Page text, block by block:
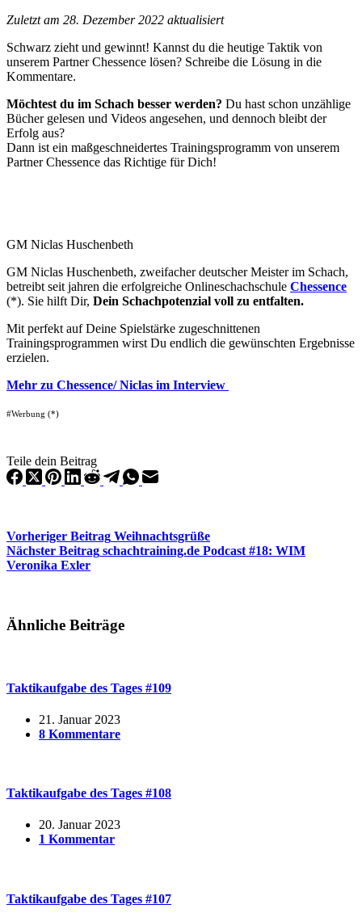
Zuletzt am 28. Dezember 2022 aktualisiert
Schwarz zieht und gewinnt! Kannst du die heutige Taktik von
unserem Partner Chessence lösen? Schreibe die Lösung in die
Kommentare.
Möchtest du im Schach besser werden? Du hast schon unzählige
Bücher gelesen und Videos angesehen, und dennoch bleibt der
Erfolg aus?
Dann ist ein maßgeschneidertes Trainingsprogramm von unserem
Partner Chessence das Richtige für Dich!
GM Niclas Huschenbeth
GM Niclas Huschenbeth, zweifacher deutscher Meister im Schach,
betreibt seit jahren die erfolgreiche Onlineschachschule Chessence
(*). Sie hilft Dir, Dein Schachpotenzial voll zu entfalten.
Mit perfekt auf Deine Spielstärke zugeschnittenen
Trainingsprogrammen wirst Du endlich die gewünschten Ergebnisse
erzielen.
Mehr zu Chessence/ Niclas im Interview
#Werbung (*)
Teile dein Beitrag
Vorheriger Beitrag Weihnachtsgrüße
Nächster Beitrag schachtraining.de Podcast #18: WIM
Veronika Exler
Ähnliche Beiträge
Taktikaufgabe des Tages #109
21. Januar 2023
8 Kommentare
Taktikaufgabe des Tages #108
20. Januar 2023
1 Kommentar
Taktikaufgabe des Tages #107